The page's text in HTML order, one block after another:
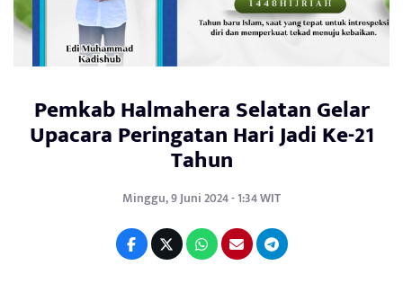
Pemkab Halmahera Selatan Gelar
Upacara Peringatan Hari Jadi Ke-21
Tahun
Minggu, 9 Juni 2024 - 1:34 WIT